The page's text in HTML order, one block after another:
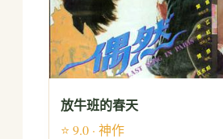
放牛班的春天
⭐ 9.0 · 神作